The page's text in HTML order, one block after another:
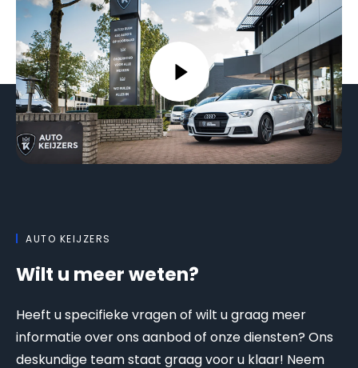
AUTO KEIJZERS
Wilt u meer weten?
Heeft u specifieke vragen of wilt u graag meer
informatie over ons aanbod of onze diensten? Ons
deskundige team staat graag voor u klaar! Neem